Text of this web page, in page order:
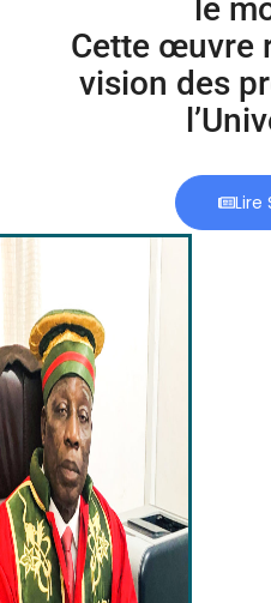
le
Cette œuvre
vision des
Lire